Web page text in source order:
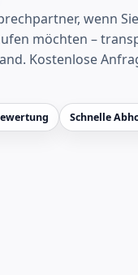
wenn
möchten –
Kostenlose
Schnelle